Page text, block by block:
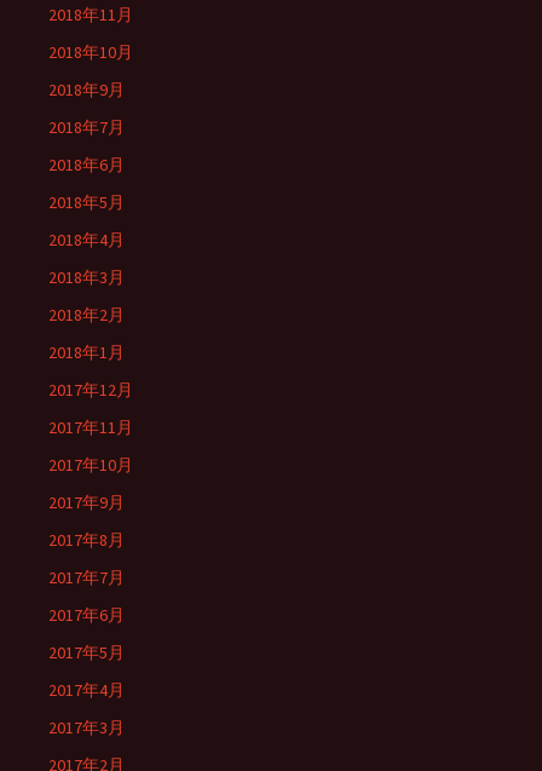
2018年11月
2018年10月
2018年9月
2018年7月
2018年6月
2018年5月
2018年4月
2018年3月
2018年2月
2018年1月
2017年12月
2017年11月
2017年10月
2017年9月
2017年8月
2017年7月
2017年6月
2017年5月
2017年4月
2017年3月
2017年2月